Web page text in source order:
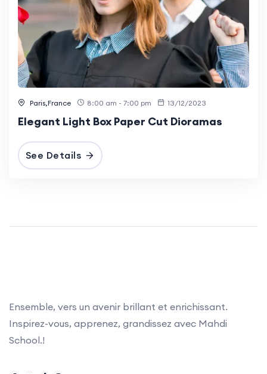
Paris,France 8:00 am - 7:00 pm 13/12/2023
Elegant Light Box Paper Cut Dioramas
See Details
Ensemble, vers un avenir brillant et enrichissant.
Inspirez-vous, apprenez, grandissez avec Mahdi
School.!